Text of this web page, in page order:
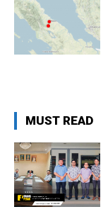
MUST READ